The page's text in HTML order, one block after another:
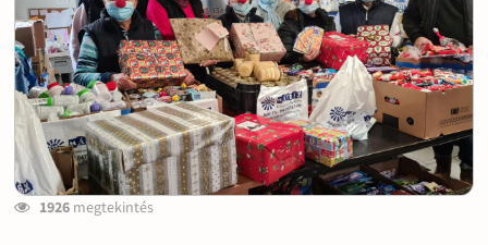
1926megtekintés